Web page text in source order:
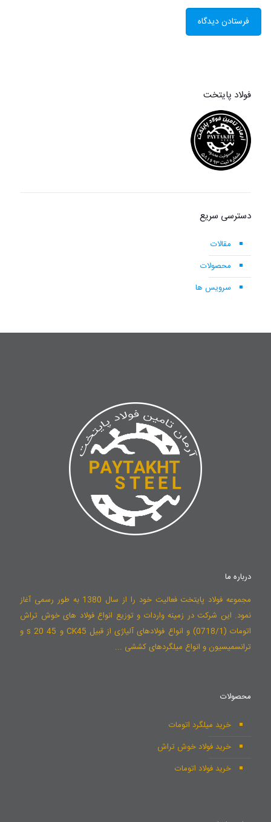
فولاد پایتخت
دسترسی سریع
مقالات
محصولات
سرویس ها
درباره ما
مجموعه فولاد پایتخت فعالیت خود را از سال 1380 به طور رسمی آغاز
نمود. این شرکت در زمینه واردات و توزیع انواع فولاد های خوش تراش
اتومات (0718/1) و انواع فولادهای آلیاژی از قبیل CK45 و 45 s 20 و
ترانسمیسیون و انواع میلگردهای کششی ...
محصولات
خرید میلگرد اتومات
خرید فولاد خوش تراش
خرید فولاد اتومات